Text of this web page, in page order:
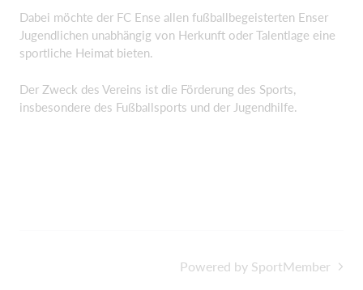
Dabei möchte der FC Ense allen fußballbegeisterten Enser
Jugendlichen unabhängig von Herkunft oder Talentlage eine
sportliche Heimat bieten.
Der Zweck des Vereins ist die Förderung des Sports,
insbesondere des Fußballsports und der Jugendhilfe.
Powered by SportMember